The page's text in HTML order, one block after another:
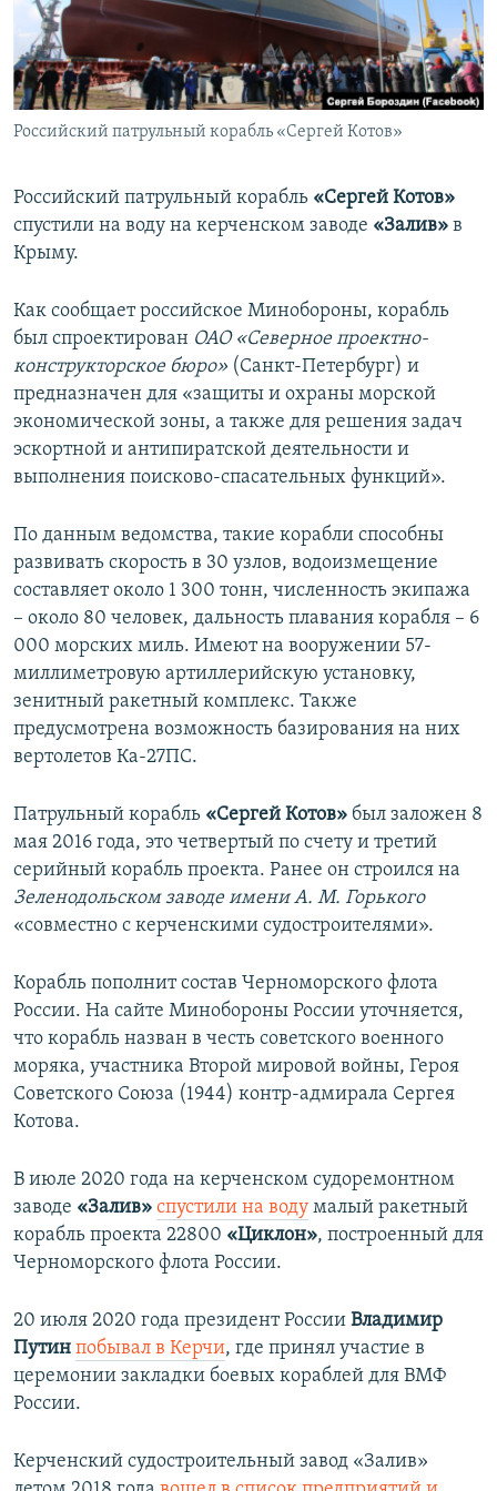
ПОБЕДИТЕЛЕЙ НЕ СУДЯТ?
КРЫМ.НЕПОКОРЕННЫЙ
ELIFBE
УКРАИНСКАЯ ПРОБЛЕМА КРЫМА
ПРИСОЕДИНЯЙТЕСЬ!
Российский патрульный корабль «Сергей Котов»
Российский патрульный корабль «Сергей Котов»
спустили на воду на керченском заводе «Залив» в
Крыму.
Как сообщает российское Минобороны, корабль
был спроектирован ОАО «Северное проектно-
конструкторское бюро» (Санкт-Петербург) и
предназначен для «защиты и охраны морской
экономической зоны, а также для решения задач
эскортной и антипиратской деятельности и
выполнения поисково-спасательных функций».
По данным ведомства, такие корабли способны
развивать скорость в 30 узлов, водоизмещение
составляет около 1 300 тонн, численность экипажа
– около 80 человек, дальность плавания корабля – 6
000 морских миль. Имеют на вооружении 57-
миллиметровую артиллерийскую установку,
зенитный ракетный комплекс. Также
предусмотрена возможность базирования на них
вертолетов Ка-27ПС.
Патрульный корабль «Сергей Котов» был заложен 8
мая 2016 года, это четвертый по счету и третий
серийный корабль проекта. Ранее он строился на
Зеленодольском заводе имени А. М. Горького
«совместно с керченскими судостроителями».
Корабль пополнит состав Черноморского флота
России. На сайте Минобороны России уточняется,
что корабль назван в честь советского военного
моряка, участника Второй мировой войны, Героя
Советского Союза (1944) контр-адмирала Сергея
Котова.
В июле 2020 года на керченском судоремонтном
заводе «Залив» спустили на воду малый ракетный
корабль проекта 22800 «Циклон», построенный для
Черноморского флота России.
20 июля 2020 года президент России Владимир
Путин побывал в Керчи, где принял участие в
церемонии закладки боевых кораблей для ВМФ
России.
Керченский судостроительный завод «Залив»